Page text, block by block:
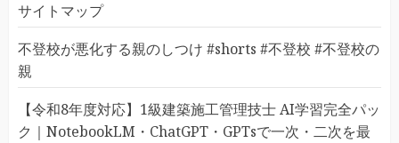
サイトマップ
不登校が悪化する親のしつけ #shorts #不登校 #不登校の
親
【令和8年度対応】1級建築施工管理技士 AI学習完全パッ
ク｜NotebookLM・ChatGPT・GPTsで一次・二次を最